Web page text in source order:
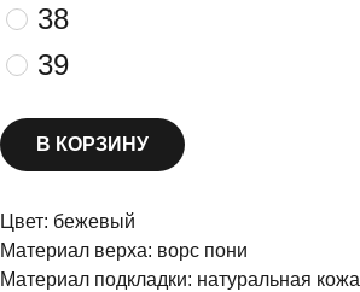
38
39
В КОРЗИНУ
Цвет: бежевый
Материал верха: ворс пони
Материал подкладки: натуральная кожа